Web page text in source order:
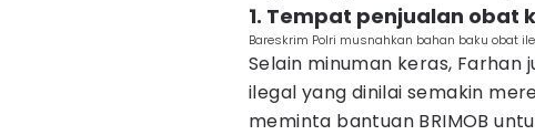
1. Tempat penjualan obat
Bareskrim Polri musnahkan bahan baku obat
Selain minuman keras,
ilegal yang dinilai semakin
meminta bantuan BRIMOB